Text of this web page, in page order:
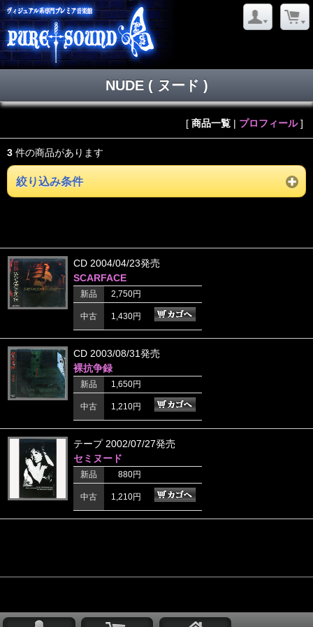
NUDE ( ヌード )
[ 商品一覧 | プロフィール]
3 件の商品があります
絞り込み条件
CD 2004/04/23発売
SCARFACE
新品 2,750円
中古 1,430円
CD 2003/08/31発売
裸抗争録
新品 1,650円
中古 1,210円
テープ 2002/07/27発売
セミヌード
新品 880円
中古 1,210円